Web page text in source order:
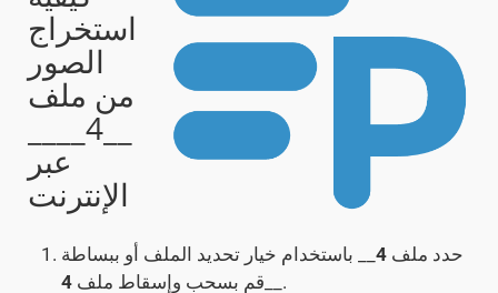
استخراج
الصور
من ملف
عبر
الإنترنت
حدد ملف 4 __ باستخدام خيار تحديد الملف أو ببساطة
قم بسحب وإسقاط ملف 4
__.